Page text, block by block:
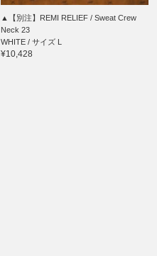
▲【別注】REMI RELIEF / Sweat Crew
Neck 23
WHITE / サイズ L
¥10,428